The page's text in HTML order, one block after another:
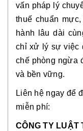
vấn pháp lý
thuế chuẩn
hành lâu dài
chỉ xử lý sự việc
chế phòng ngừa
và bền vững.
Liên hệ ngay để
miễn phí:
CÔNG TY LUẬT